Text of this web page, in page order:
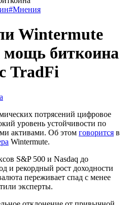
#Мнения
Wintermute
мощь биткоина
TradFi
потрясений цифровое
уровень устойчивости по
активами. Об этом говорится в
Wintermute.
S&P 500 и Nasdaq до
и рекордный рост доходности
переживает спад с менее
эксперты.